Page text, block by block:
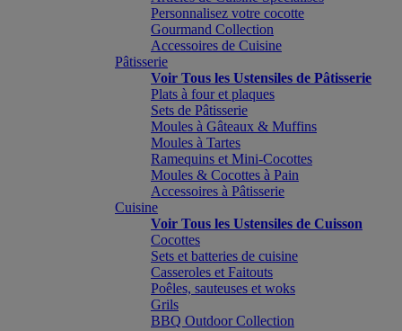
Personnalisez votre cocotte
Gourmand Collection
Accessoires de Cuisine
Pâtisserie
Voir Tous les Ustensiles de Pâtisserie
Plats à four et plaques
Sets de Pâtisserie
Moules à Gâteaux & Muffins
Moules à Tartes
Ramequins et Mini-Cocottes
Moules & Cocottes à Pain
Accessoires à Pâtisserie
Cuisine
Voir Tous les Ustensiles de Cuisson
Cocottes
Sets et batteries de cuisine
Casseroles et Faitouts
Poêles, sauteuses et woks
Grils
BBQ Outdoor Collection